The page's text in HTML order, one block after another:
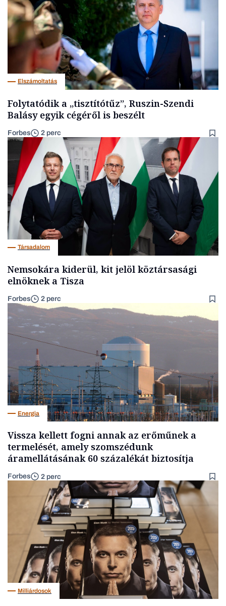
Elszámoltatás
Folytatódik a „tisztítótűz”, Ruszin-Szendi
Balásy egyik cégéről is beszélt
Forbes 2 perc
Társadalom
Nemsokára kiderül, kit jelöl köztársasági
elnöknek a Tisza
Forbes 2 perc
Energia
Vissza kellett fogni annak az erőműnek a
termelését, amely szomszédunk
áramellátásának 60 százalékát biztosítja
Forbes 2 perc
Milliárdosok